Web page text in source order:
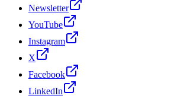
Newsletter
YouTube
Instagram
X
Facebook
LinkedIn